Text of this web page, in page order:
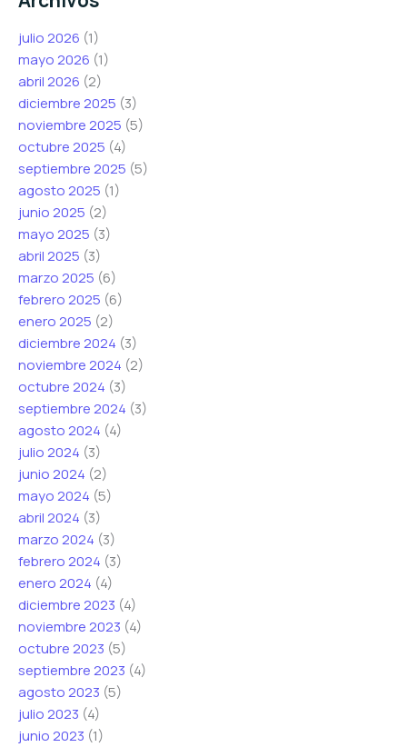
julio 2026 (1)
mayo 2026 (1)
abril 2026 (2)
diciembre 2025 (3)
noviembre 2025 (5)
octubre 2025 (4)
septiembre 2025 (5)
agosto 2025 (1)
junio 2025 (2)
mayo 2025 (3)
abril 2025 (3)
marzo 2025 (6)
febrero 2025 (6)
enero 2025 (2)
diciembre 2024 (3)
noviembre 2024 (2)
octubre 2024 (3)
septiembre 2024 (3)
agosto 2024 (4)
julio 2024 (3)
junio 2024 (2)
mayo 2024 (5)
abril 2024 (3)
marzo 2024 (3)
febrero 2024 (3)
enero 2024 (4)
diciembre 2023 (4)
noviembre 2023 (4)
octubre 2023 (5)
septiembre 2023 (4)
agosto 2023 (5)
julio 2023 (4)
junio 2023 (1)